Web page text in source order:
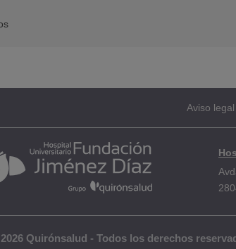
Aviso legal
Quirónsalud - Todos los derechos